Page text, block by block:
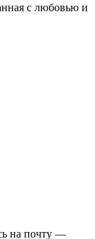
с любовью и
на почту —